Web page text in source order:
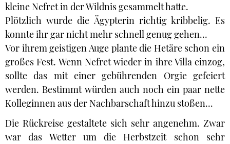
kleine Nefret in der Wildnis gesammelt hatte.
Plötzlich wurde die Ägypterin richtig kribbelig. Es
konnte ihr gar nicht mehr schnell genug gehen...
Vor ihrem geistigen Auge plante die Hetäre schon ein
großes Fest. Wenn Nefret wieder in ihre Villa einzog,
sollte das mit einer gebührenden Orgie gefeiert
werden. Bestimmt würden auch noch ein paar nette
Kolleginnen aus der Nachbarschaft hinzu stoßen...
Die Rückreise gestaltete sich sehr angenehm. Zwar
war das Wetter um die Herbstzeit schon sehr